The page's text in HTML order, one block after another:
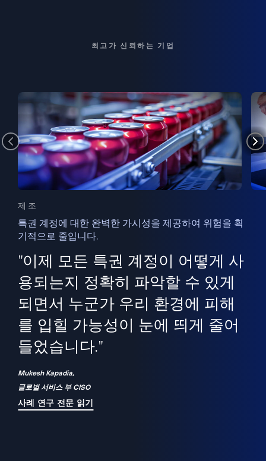
최고가 신뢰하는 기업
제조
특권 계정에 대한 완벽한 가시성을 제공하여 위험을 획
기적으로 줄입니다.
"이제 모든 특권 계정이 어떻게 사
용되는지 정확히 파악할 수 있게
되면서 누군가 우리 환경에 피해
를 입힐 가능성이 눈에 띄게 줄어
들었습니다."
Mukesh Kapadia,
글로벌 서비스 부 CISO
사례 연구 전문 읽기